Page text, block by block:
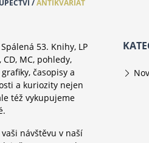
/ANTIKVARIÁT
53. Knihy, LP
CD, MC, pohledy,
časopisy a
a kuriozity nejen
též vykupujeme
návštěvu v naší